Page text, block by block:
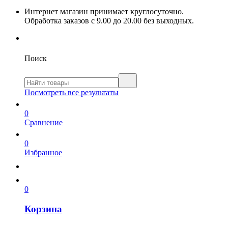
Интернет магазин принимает круглосуточно.
Обработка заказов с 9.00 до 20.00 без выходных.
Поиск
Посмотреть все результаты
0
Сравнение
0
Избранное
0
Корзина